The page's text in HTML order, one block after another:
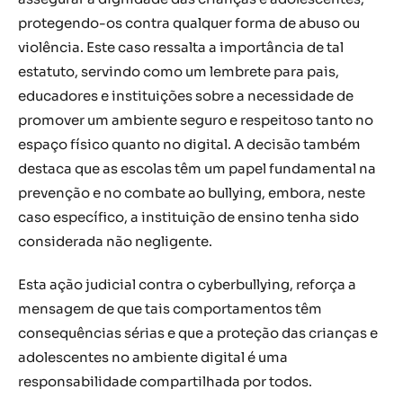
protegendo-os contra qualquer forma de abuso ou
violência. Este caso ressalta a importância de tal
estatuto, servindo como um lembrete para pais,
educadores e instituições sobre a necessidade de
promover um ambiente seguro e respeitoso tanto no
espaço físico quanto no digital. A decisão também
destaca que as escolas têm um papel fundamental na
prevenção e no combate ao bullying, embora, neste
caso específico, a instituição de ensino tenha sido
considerada não negligente.
Esta ação judicial contra o cyberbullying, reforça a
mensagem de que tais comportamentos têm
consequências sérias e que a proteção das crianças e
adolescentes no ambiente digital é uma
responsabilidade compartilhada por todos.